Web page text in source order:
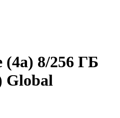
(4a) 8/256 ГБ
Global